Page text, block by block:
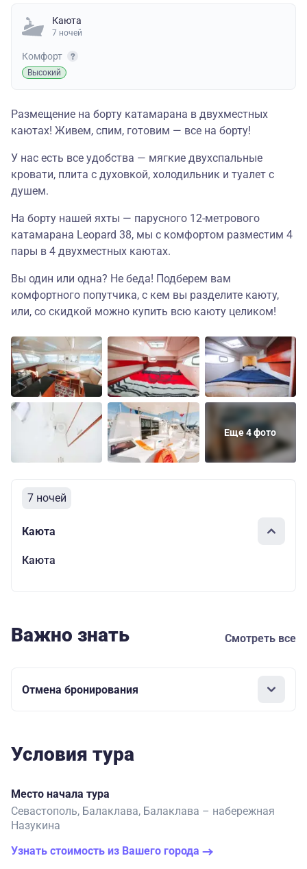
Каюта
7 ночей
Комфорт
Высокий
Размещение на борту катамарана в двухместных
каютах! Живем, спим, готовим — все на борту!
У нас есть все удобства — мягкие двухспальные
кровати, плита с духовкой, холодильник и туалет с
душем.
На борту нашей яхты — парусного 12-метрового
катамарана Leopard 38, мы с комфортом разместим 4
пары в 4 двухместных каютах.
Вы один или одна? Не беда! Подберем вам
комфортного попутчика, с кем вы разделите каюту,
или, со скидкой можно купить всю каюту целиком!
Еще 4 фото
7 ночей
Каюта
Каюта
Важно знать Смотреть все
Отмена бронирования
Условия тура
Место начала тура
Севастополь, Балаклава, Балаклава – набережная
Назукина
Узнать стоимость из Вашего города